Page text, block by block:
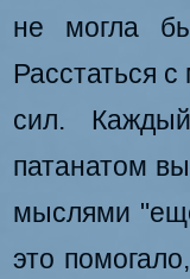
не могла
Расстаться
сил.
патанатом
мыслями
это